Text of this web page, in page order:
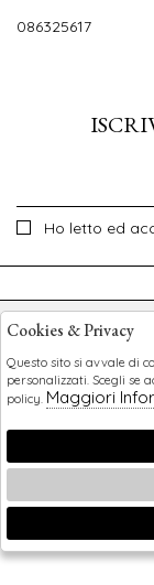
086325617
Ho letto ed
🍪
Cookies & Privacy
Questo sito si avvale di
personalizzati. Scegli se
policy. Maggiori